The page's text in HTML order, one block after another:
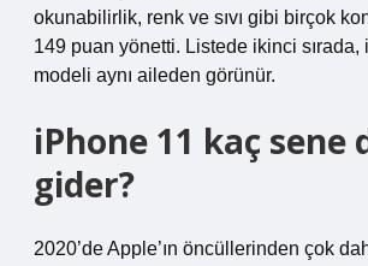
okunabilirlik, renk ve sıvı gibi birçok
149 puan yönetti. Listede ikinci sırada,
modeli aynı aileden görünür.
iPhone 11 kaç sene
gider?
2020’de Apple’ın öncüllerinden çok